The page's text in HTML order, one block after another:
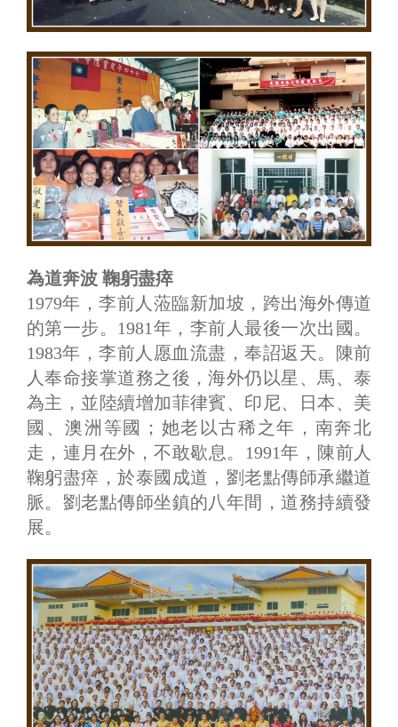
為道奔波 鞠躬盡瘁
1979年，李前人蒞臨新加坡，跨出海外傳道
的第一步。1981年，李前人最後一次出國。
1983年，李前人愿血流盡，奉詔返天。陳前
人奉命接掌道務之後，海外仍以星、馬、泰
為主，並陸續增加菲律賓、印尼、日本、美
國、澳洲等國；她老以古稀之年，南奔北
走，連月在外，不敢歇息。1991年，陳前人
鞠躬盡瘁，於泰國成道，劉老點傳師承繼道
脈。劉老點傳師坐鎮的八年間，道務持續發
展。